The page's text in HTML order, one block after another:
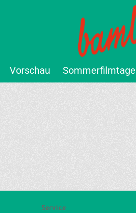
Vorschau Sommerfilmtage
Service